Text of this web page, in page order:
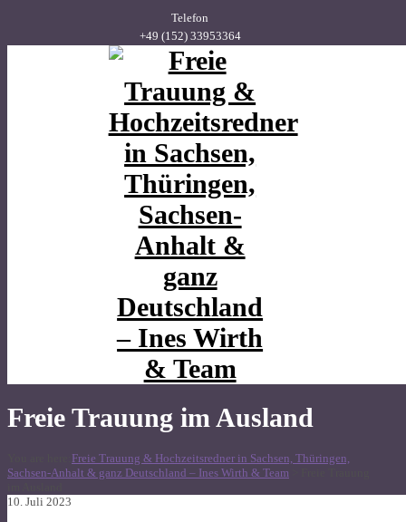
Telefon
+49 (152) 33953364
Freie Trauung im Ausland
Freie Trauung & Hochzeitsredner in Sachsen, Thüringen,
Sachsen-Anhalt & ganz Deutschland – Ines Wirth & Team
10. Juli 2023